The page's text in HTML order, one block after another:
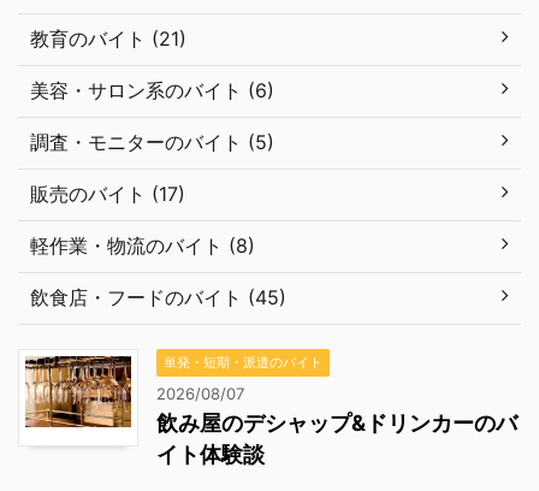
教育のバイト (21)
美容・サロン系のバイト (6)
調査・モニターのバイト (5)
販売のバイト (17)
軽作業・物流のバイト (8)
飲食店・フードのバイト (45)
単発・短期・派遣のバイト
2026/08/07
飲み屋のデシャップ&ドリンカーのバ
イト体験談